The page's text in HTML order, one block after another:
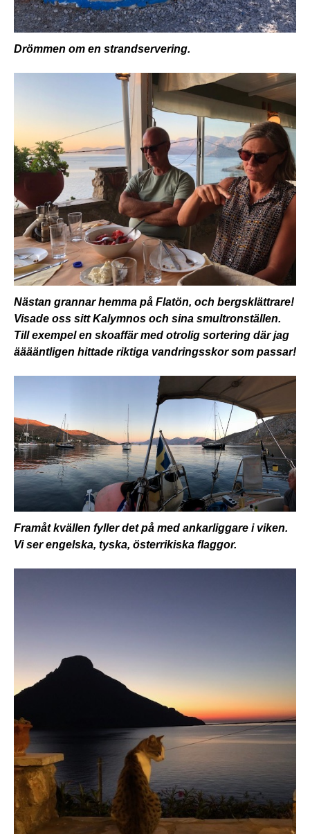
Drömmen om en strandservering.
Nästan grannar hemma på Flatön, och bergsklättrare!
Visade oss sitt Kalymnos och sina smultronställen.
Till exempel en skoaffär med otrolig sortering där jag
ääääntligen hittade riktiga vandringsskor som passar!
Framåt kvällen fyller det på med ankarliggare i viken.
Vi ser engelska, tyska, österrikiska flaggor.